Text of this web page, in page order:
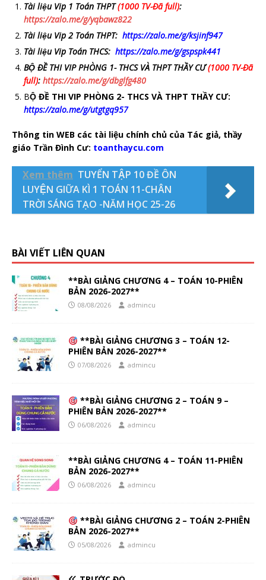
Tài liệu Vip 1 Toán THPT(1000 TV-Đã full):
https://zalo.me/g/yqbawz822
Tài liệu Vip 2 Toán THPT: https://zalo.me/g/ksjinf947
Tài liệu Vip Toán THCS: https://zalo.me/g/gspspk441
BỘ ĐỀ THI VIP PHÒNG 1- THCS VÀ THPT THẦY CƯ(1000 TV-Đã
full): https://zalo.me/g/dbglfg480
BỘ ĐỀ THI VIP PHÒNG 2- THCS VÀ THPT THẦY CƯ:
https://zalo.me/g/utgtgq957
Thông tin WEB các tài liệu chính chủ của Tác giả, thầy
giáo Trần Đình Cư: toanthaycu.com
Xem thêm TUYỂN TẬP 10 ĐỀ ÔN
LUYỆN GIỮA KÌ 1 TOÁN 11-CHÂN
TRỜI SÁNG TẠO -NĂM HỌC 25-26
BÀI VIẾT LIÊN QUAN
**BÀI GIẢNG CHƯƠNG 4 – TOÁN 10-PHIÊN
BẢN 2026-2027**
08/08/2026 admincu
**BÀI GIẢNG CHƯƠNG 3 – TOÁN 12-
PHIÊN BẢN 2026-2027**
07/08/2026 admincu
**BÀI GIẢNG CHƯƠNG 2 – TOÁN 9 –
PHIÊN BẢN 2026-2027**
06/08/2026 admincu
**BÀI GIẢNG CHƯƠNG 4 – TOÁN 11-PHIÊN
BẢN 2026-2027**
06/08/2026 admincu
**BÀI GIẢNG CHƯƠNG 2 – TOÁN 2-PHIÊN
BẢN 2026-2027**
05/08/2026 admincu